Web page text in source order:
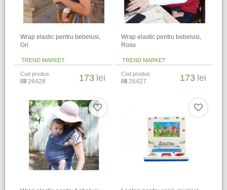
Wrap elastic pentru bebelusi,
Gri
TREND MARKET
Cod produs
26428 173 lei
Wrap elastic pentru bebelusi,
Rosu
TREND MARKET
Cod produs
26427 173 lei